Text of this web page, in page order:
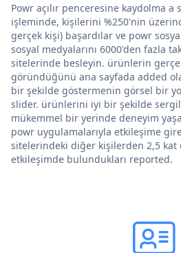
Powr açılır penceresine kaydolma
işleminde, kişilerini %250'nin
gerçek kişi) başardılar ve powr
sosyal medyalarını 6000'den fazla
sitelerinde besleyin. ürünlerin
göründüğünü ana sayfada added
bir şekilde göstermenin görsel bir
slider. ürünlerini iyi bir şekilde
mükemmel bir yerinde deneyim
powr uygulamalarıyla etkileşime
sitelerindeki diğer kişilerden 2,5 kat
etkileşimde bulundukları reported.